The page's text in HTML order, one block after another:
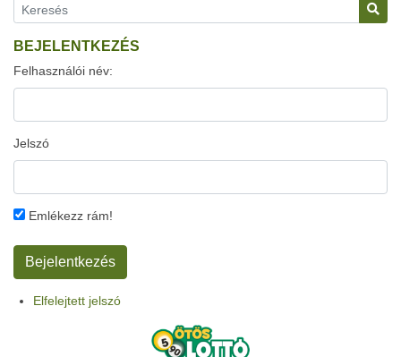
BEJELENTKEZÉS
Felhasználói név:
Jelszó
Emlékezz rám!
Elfelejtett jelszó